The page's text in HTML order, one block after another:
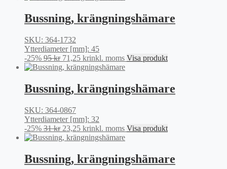
var:
58 kr.
är:
43,50 kr.
Bussning, krängningshämare
SKU: 364-1732
Ytterdiameter [mm]: 45
-25% 95kr Det
ursprungliga
var:
95 kr.
71,25 krDet
nuvarande
är:
71,25 kr.
inkl. moms Visa produkt
Bussning, krängningshämare
SKU: 364-0867
Ytterdiameter [mm]: 32
-25% 31kr Det
ursprungliga
var:
31 kr.
23,25 krDet
nuvarande
är:
23,25 kr.
inkl. moms Visa produkt
Bussning, krängningshämare